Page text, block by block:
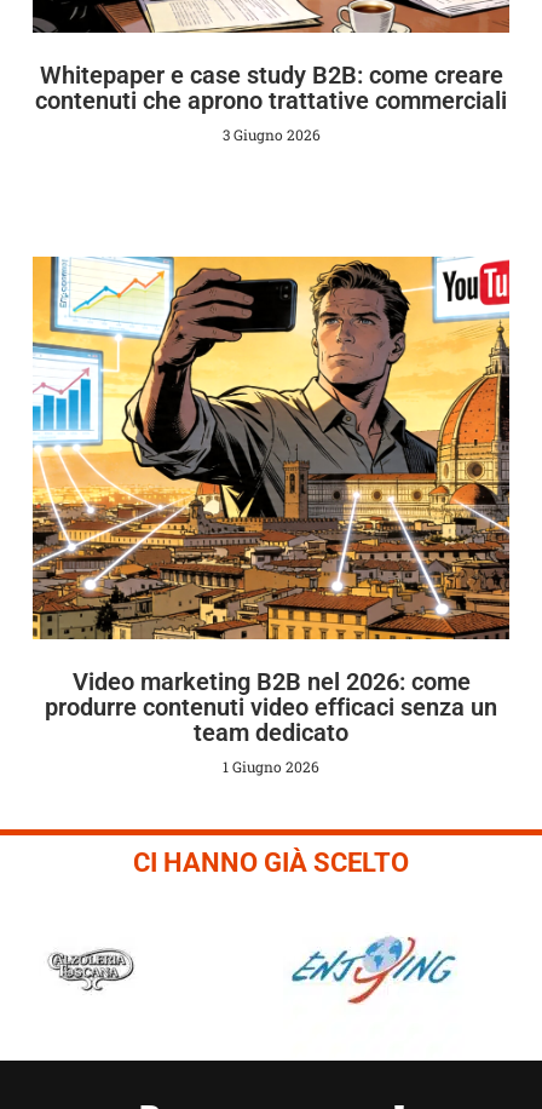
Whitepaper e case study B2B: come creare
contenuti che aprono trattative commerciali
3 Giugno 2026
Video marketing B2B nel 2026: come
produrre contenuti video efficaci senza un
team dedicato
1 Giugno 2026
CI HANNO GIÀ SCELTO